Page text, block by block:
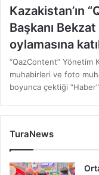
Kazakistan’ın
Başkanı Bekzat
oylamasına
“QazContent” Yönetim
muhabirleri ve foto
boyunca çektiği
TuraNews